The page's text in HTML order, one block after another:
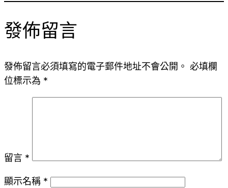
發佈留言
發佈留言必須填寫的電子郵件地址不會公開。 必填欄
位標示為 *
留言 *
顯示名稱 *